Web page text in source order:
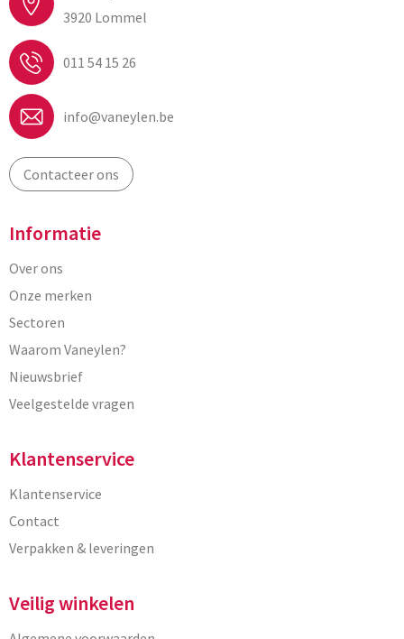
3920 Lommel
011 54 15 26
info@vaneylen.be
Contacteer ons
Informatie
Over ons
Onze merken
Sectoren
Waarom Vaneylen?
Nieuwsbrief
Veelgestelde vragen
Klantenservice
Klantenservice
Contact
Verpakken & leveringen
Veilig winkelen